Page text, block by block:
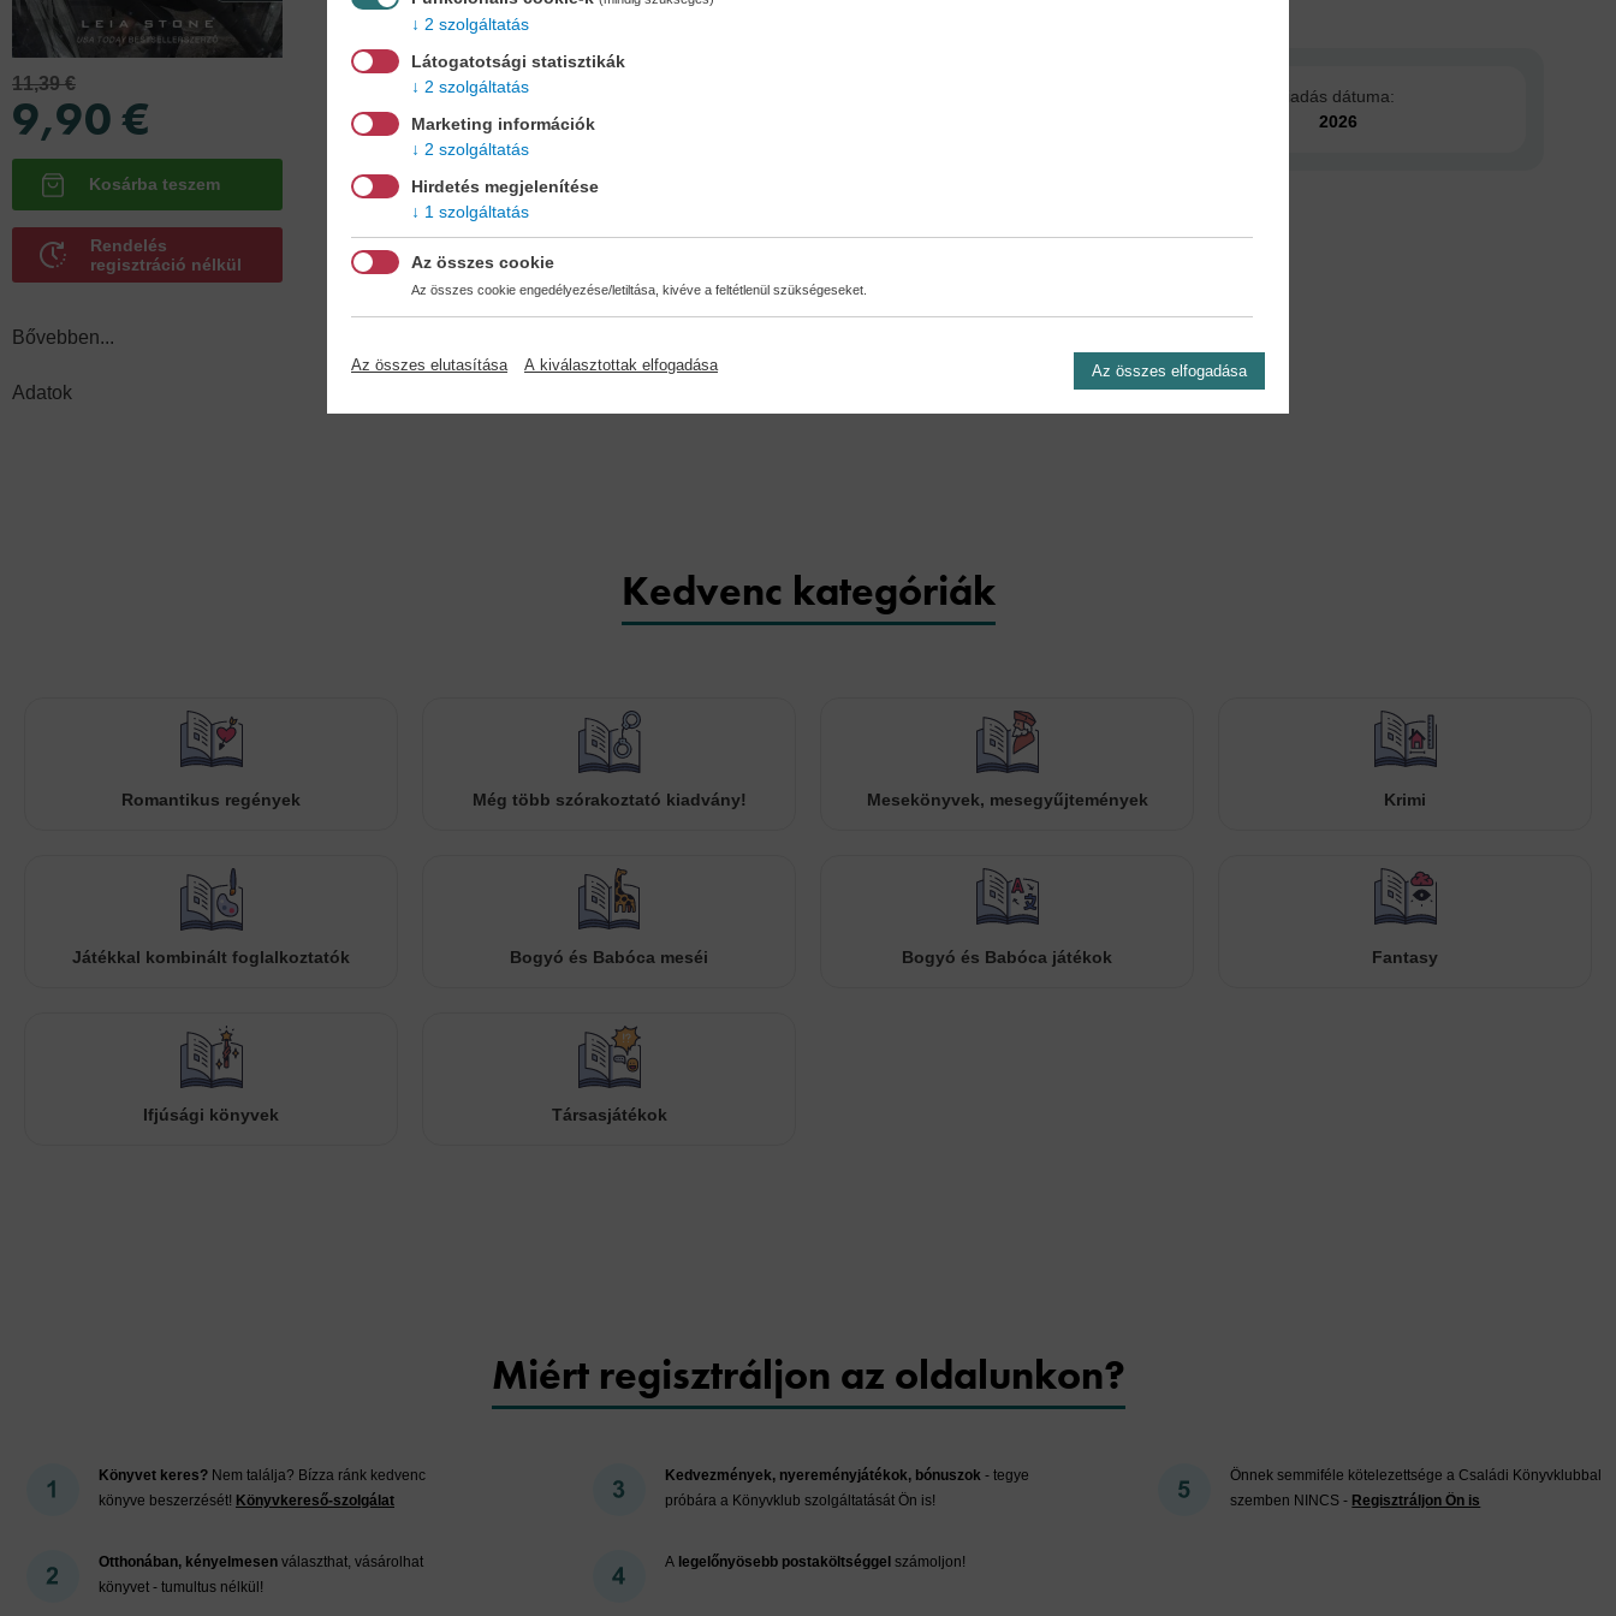
11,39 €
9,90 €
Rendelés
regisztráció nélkül
Bővebben...
Adatok
Kötésmód:
puha kötés
Kiadás dátuma:
2026
Kedvenc kategóriák
Romantikus regények Még több szórakoztató kiadvány! Mesekönyvek, mesegyűjtemények Krimi
Játékkal kombinált foglalkoztatók Bogyó és Babóca meséi Bogyó és Babóca játékok Fantasy
Ifjúsági könyvek Társasjátékok
Miért regisztráljon az oldalunkon?
Könyvet keres? Nem találja? Bízza ránk kedvenc
könyve beszerzését! Könyvkereső-szolgálat
Otthonában, kényelmesen választhat, vásárolhat
könyvet - tumultus nélkül!
Kedvezmények, nyereményjátékok, bónuszok - tegye
próbára a Könyvklub szolgáltatását Ön is!
A legelőnyösebb postaköltséggelszámoljon!
Önnek semmiféle kötelezettsége a Családi Könyvklubbal
szemben NINCS - Regisztráljon Ön is
2 szolgáltatás
Látogatotsági statisztikák
2 szolgáltatás
Marketing információk
2 szolgáltatás
Hirdetés megjelenítése
1 szolgáltatás
Az összes cookie
Az összes cookie engedélyezése/letiltása, kivéve a feltétlenül szükségeseket.
Az összes elutasítása A kiválasztottak elfogadása Az összes elfogadása